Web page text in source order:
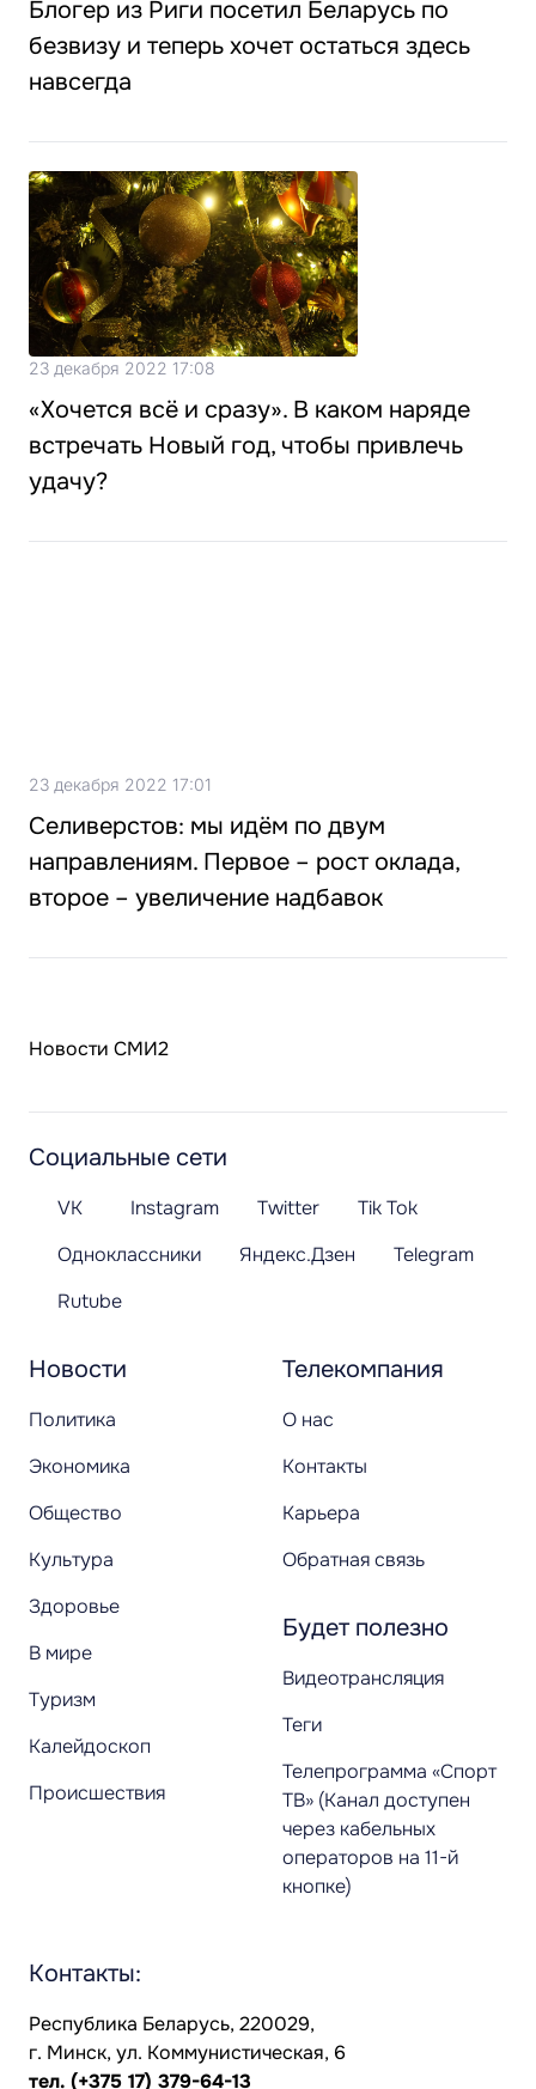
Блогер из Риги посетил Беларусь по
безвизу и теперь хочет остаться здесь
навсегда
23 декабря 2022 17:08
«Хочется всё и сразу». В каком наряде
встречать Новый год, чтобы привлечь
удачу?
23 декабря 2022 17:01
Селиверстов: мы идём по двум
направлениям. Первое – рост оклада,
второе – увеличение надбавок
Новости СМИ2
Новости
Политика
Экономика
Общество
Культура
Здоровье
В мире
Туризм
Калейдоскоп
Происшествия
Телекомпания
О нас
Контакты
Карьера
Обратная связь
Будет полезно
Видеотрансляция
Теги
Телепрограмма «Спорт
ТВ» (Канал доступен
через кабельных
операторов на 11-й
кнопке)
Социальные сети
VK Instagram Twitter
Tik Tok
Одноклассники
Яндекс.Дзен
Telegram
Rutube
Контакты:
Республика Беларусь, 220029,
г. Минск, ул. Коммунистическая, 6
тел. (+375 17) 379-64-13